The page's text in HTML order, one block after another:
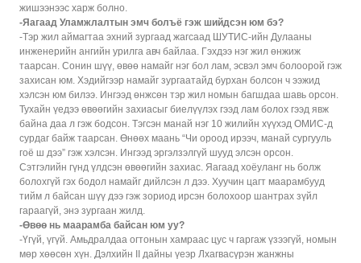
жишээнээс харж болно.
-Яагаад Уламжлалтын эмч болъё гэж шийдсэн юм бэ?
-Тэр жил аймагтаа эхний зургаад жагсаад ШУТИС-ийн Дулааны
инженерийн ангийн урилга авч байлаа. Гэхдээ нэг жил өнжиж
таарсан. Сонин шүү, өвөө намайг нэг бол лам, эсвэл эмч болоорой гэж
захисан юм. Хэдийгээр намайг зургаатайд бурхан болсон ч ээжид
хэлсэн юм билээ. Ингээд өнжсөн тэр жил номын багшдаа шавь орсон.
Тухайн үедээ өвөөгийн захиасыг биелүүлэх гээд лам болох гээд явж
байна даа л гэж бодсон. Тэгсэн манай нэг 10 жилийн хүүхэд ОМИС-д
сурдаг байж таарсан. Өнөөх маань “Чи ороод ирээч, манай сургууль
гоё ш дээ” гэж хэлсэн. Ингээд эргэлзэлгүй шууд элсэн орсон.
Сэтгэлийн гүнд үлдсэн өвөөгийн захиас. Яагаад хоёуланг нь болж
болохгүй гэх бодол намайг дийлсэн л дээ. Хуучин цагт маарамбууд
тийм л байсан шүү дээ гэж зориод ирсэн болохоор шантрах зүйл
гараагүй, энэ зургаан жилд.
-Өвөө нь маарамба байсан юм уу?
-Үгүй, үгүй. Амьдралдаа огтонын хамраас цус ч гаргаж үзээгүй, номын
мөр хөөсөн хүн. Дэлхийн II дайны үеэр Лхагвасүрэн жанжны